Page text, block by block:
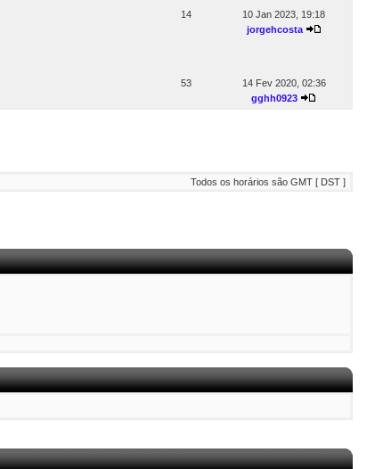
14
10 Jan 2023, 19:18
jorgehcosta
53
14 Fev 2020, 02:36
gghh0923
Todos os horários são GMT [ DST ]